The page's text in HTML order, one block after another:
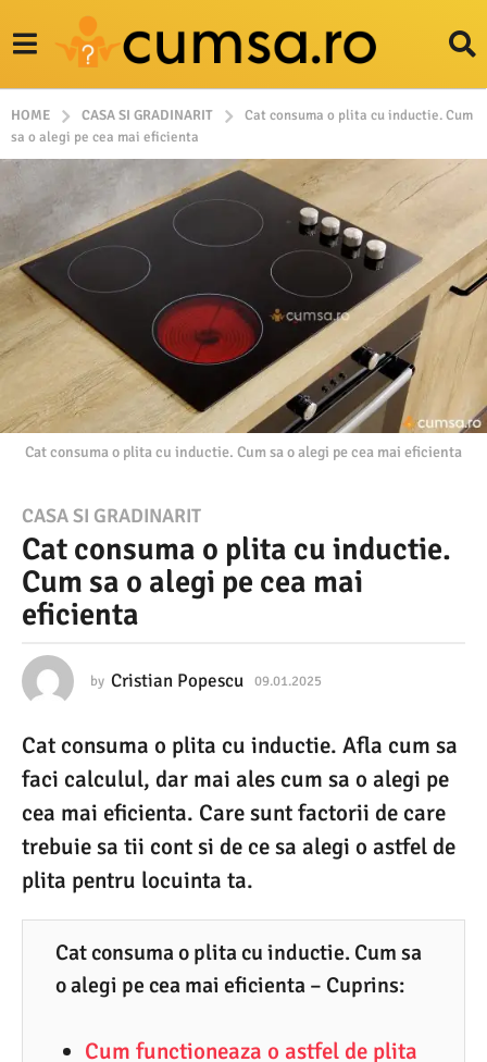
HOME CASA SI GRADINARIT
Cat consuma o plita cu inductie. Cum
sa o alegi pe cea mai eficienta
Cat consuma o plita cu inductie. Cum sa o alegi pe cea mai eficienta
0
9
.
0
.
0
2
5
0
9
.
CASA SI GRADINARIT
Cat consuma o plita cu inductie.
Cum sa o alegi pe cea mai
eficienta
by Cristian Popescu 09.01.2025
0
2
0
2
Cat consuma o plita cu inductie. Afla cum sa
faci calculul, dar mai ales cum sa o alegi pe
cea mai eficienta. Care sunt factorii de care
trebuie sa tii cont si de ce sa alegi o astfel de
plita pentru locuinta ta.
Cat consuma o plita cu inductie. Cum sa
o alegi pe cea mai eficienta – Cuprins:
Cum functioneaza o astfel de plita